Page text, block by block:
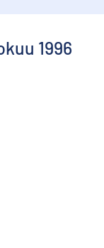
1996